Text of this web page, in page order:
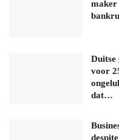
maker
Duitse
voor
dat…